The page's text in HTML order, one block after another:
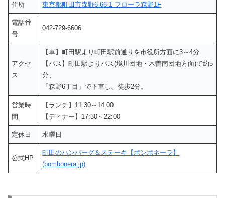
住所 東京都町田市森野6-66-1 フローラ森野1F
電話番
号
042-729-6606
アクセ
ス
【車】町田駅より町田駅前通りを市役所方面に3～4分
【バス】町田駅よりバス(境川団地・木曽南団地方面)で約5
分、
「森野6丁目」で下車し、徒歩2分。
営業時
間
【ランチ】11:30～14:00
【ディナー】17:30～22:00
定休日 水曜日
公式HP
町田のハンバーグ＆ステーキ【ボンボネーラ】
(bombonera.jp)